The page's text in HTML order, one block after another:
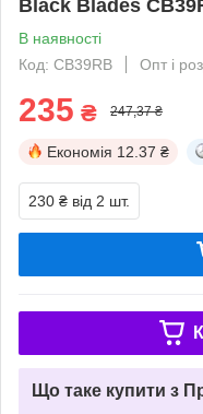
Black Blades
В наявності
Код: CB39RB
Опт і
235 ₴ 247,37 ₴
Економія 12.37 ₴
230 ₴ від 2 шт.
Що таке купити з